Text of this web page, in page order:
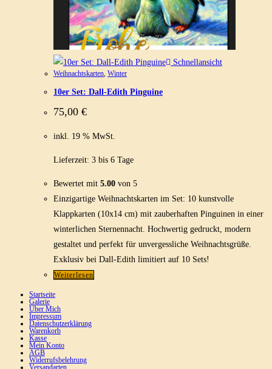
Schnellansicht
Weihnachtskarten, Winter
10er Set: Dall-Edith Pinguine
75,00 €
inkl. 19 % MwSt.
Lieferzeit: 3 bis 6 Tage
Bewertet mit 5.00 von 5
Einzigartige Weihnachtskarten im Set: 10 kunstvolle
Klappkarten (10x14 cm) mit zauberhaften Pinguinen in einer
winterlichen Sternennacht. Hochwertig gedruckt, modern
gestaltet und perfekt für unvergessliche Weihnachtsgrüße.
Exklusiv bei Dall-Edith limitiert auf 10 Sets!
Weiterlesen
Startseite
Galerie
Über Mich
Impressum
Datenschutzerklärung
Warenkorb
Kasse
Mein Konto
AGB
Widerrufsbelehrung